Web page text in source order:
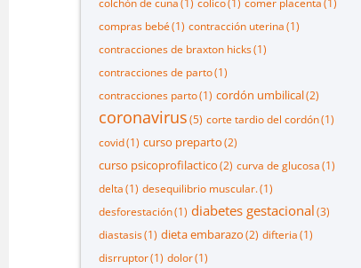
colchón de cuna(1) colico(1) comer placenta(1)
compras bebé(1) contracción uterina(1)
contracciones de braxton hicks(1)
contracciones de parto(1)
contracciones parto(1) cordón umbilical(2)
coronavirus(5) corte tardio del cordón(1)
covid(1) curso preparto(2)
curso psicoprofilactico(2) curva de glucosa(1)
delta(1) desequilibrio muscular.(1)
desforestación(1) diabetes gestacional(3)
diastasis(1) dieta embarazo(2) difteria(1)
disrruptor(1) dolor(1)